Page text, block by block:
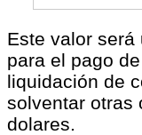
Este valor
para el pago
liquidación de
solventar otras
dolares.